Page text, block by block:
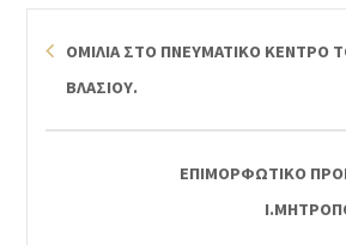
ΟΜΙΛΙΑ ΣΤΟ ΠΝΕΥΜΑΤΙΚO ΚΕΝΤΡΟ
ΒΛΑΣΙΟΥ.
ΕΠΙΜΟΡΦΩΤΙΚΟ